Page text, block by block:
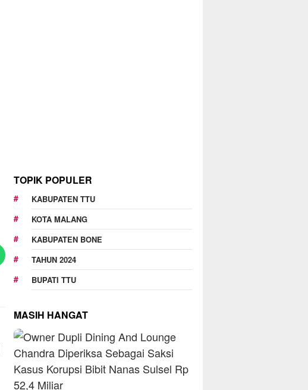
TOPIK POPULER
KABUPATEN TTU
KOTA MALANG
KABUPATEN BONE
TAHUN 2024
BUPATI TTU
MASIH HANGAT